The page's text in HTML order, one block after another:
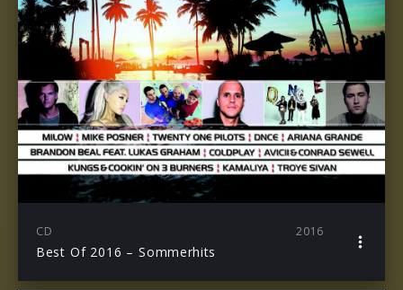
CD 2016
Best Of 2016 – Sommerhits